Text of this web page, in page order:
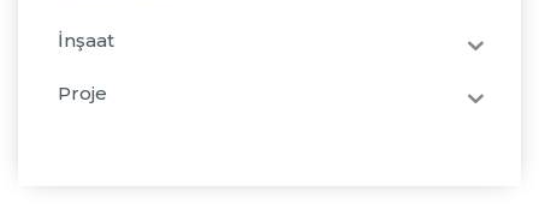
İnşaat
Proje